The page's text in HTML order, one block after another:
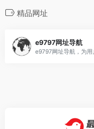
精品网址
e9797网址导航